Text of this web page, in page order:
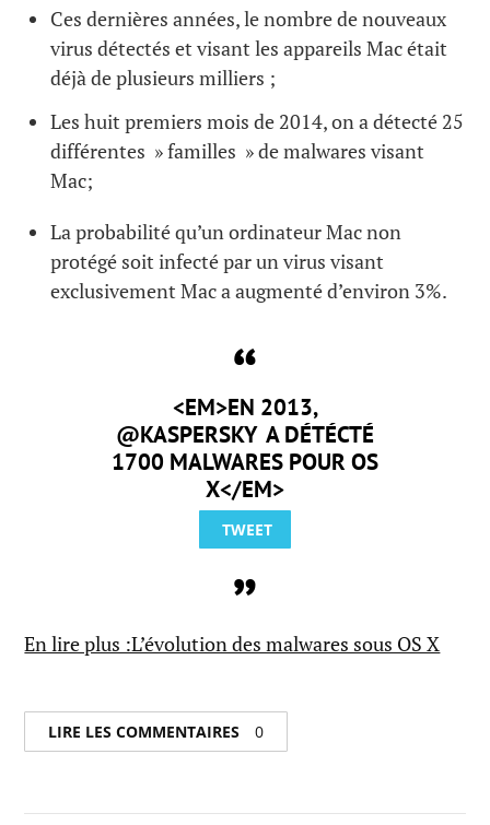
Ces dernières années, le nombre de nouveaux
virus détectés et visant les appareils Mac était
déjà de plusieurs milliers ;
Les huit premiers mois de 2014, on a détecté 25
différentes » familles » de malwares visant
Mac;
La probabilité qu’un ordinateur Mac non
protégé soit infecté par un virus visant
exclusivement Mac a augmenté d’environ 3%.
<EM>EN 2013,
@KASPERSKY A DÉTÉCTÉ
1700 MALWARES POUR OS
X</EM>
TWEET
En lire plus :L’évolution des malwares sous OS X
LIRE LES COMMENTAIRES 0